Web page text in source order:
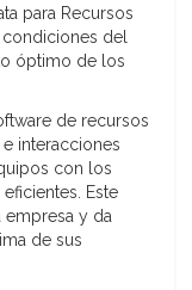
para Recursos
del
óptimo de los
de recursos
interacciones
con los
Este
empresa y da
de sus